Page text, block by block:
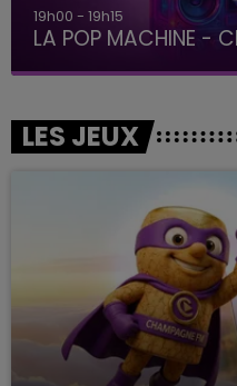
19h00 - 19h15
LA POP MACHINE -
LES JEUX